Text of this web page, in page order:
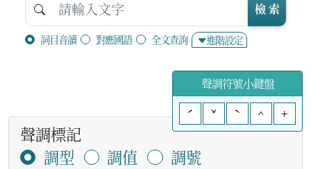
詞目音讀 對應國語 全文查詢 進階設定
檢 索
聲調符號小鍵盤
ˊ
ˇ ˋ ^ +
聲調標記
調型
調值
調號